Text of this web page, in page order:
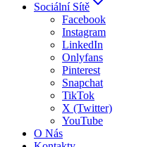
Sociální Sítě
Facebook
Instagram
LinkedIn
Onlyfans
Pinterest
Snapchat
TikTok
X (Twitter)
YouTube
O Nás